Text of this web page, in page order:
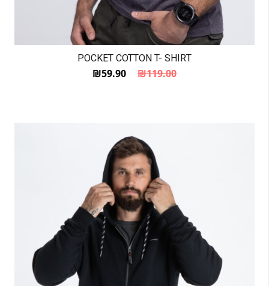
POCKET COTTON T- SHIRT
₪119.00 המחיר המקורי היה: ₪119.00.
₪59.90
המחיר הנוכחי הוא: ₪59.90.